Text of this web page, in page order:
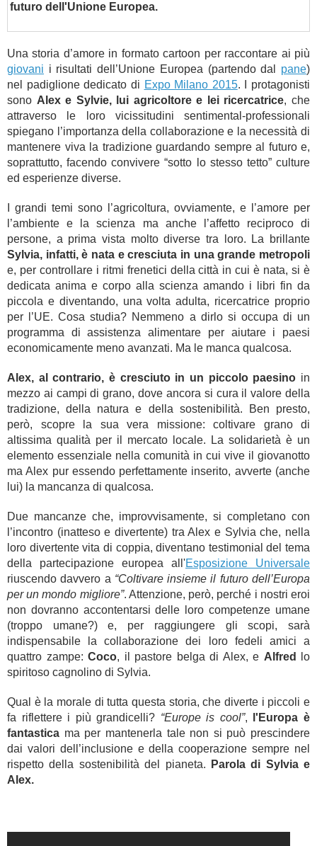
futuro dell'Unione Europea.
Una storia d’amore in formato cartoon per raccontare ai più
giovani i risultati dell’Unione Europea (partendo dal pane)
nel padiglione dedicato di Expo Milano 2015. I protagonisti
sono Alex e Sylvie, lui agricoltore e lei ricercatrice, che
attraverso le loro vicissitudini sentimental-professionali
spiegano l’importanza della collaborazione e la necessità di
mantenere viva la tradizione guardando sempre al futuro e,
soprattutto, facendo convivere “sotto lo stesso tetto” culture
ed esperienze diverse.
I grandi temi sono l’agricoltura, ovviamente, e l’amore per
l’ambiente e la scienza ma anche l’affetto reciproco di
persone, a prima vista molto diverse tra loro. La brillante
Sylvia, infatti, è nata e cresciuta in una grande metropoli
e, per controllare i ritmi frenetici della città in cui è nata, si è
dedicata anima e corpo alla scienza amando i libri fin da
piccola e diventando, una volta adulta, ricercatrice proprio
per l’UE. Cosa studia? Nemmeno a dirlo si occupa di un
programma di assistenza alimentare per aiutare i paesi
economicamente meno avanzati. Ma le manca qualcosa.
Alex, al contrario, è cresciuto in un piccolo paesino in
mezzo ai campi di grano, dove ancora si cura il valore della
tradizione, della natura e della sostenibilità. Ben presto,
però, scopre la sua vera missione: coltivare grano di
altissima qualità per il mercato locale. La solidarietà è un
elemento essenziale nella comunità in cui vive il giovanotto
ma Alex pur essendo perfettamente inserito, avverte (anche
lui) la mancanza di qualcosa.
Due mancanze che, improvvisamente, si completano con
l’incontro (inatteso e divertente) tra Alex e Sylvia che, nella
loro divertente vita di coppia, diventano testimonial del tema
della partecipazione europea all'Esposizione Universale
riuscendo davvero a “Coltivare insieme il futuro dell’Europa
per un mondo migliore”. Attenzione, però, perché i nostri eroi
non dovranno accontentarsi delle loro competenze umane
(troppo umane?) e, per raggiungere gli scopi, sarà
indispensabile la collaborazione dei loro fedeli amici a
quattro zampe: Coco, il pastore belga di Alex, e Alfred
lo
spiritoso cagnolino di Sylvia.
Qual è la morale di tutta questa storia, che diverte i piccoli e
fa riflettere i più grandicelli? “Europe is cool”,
l'Europa è
fantastica ma per mantenerla tale non si può prescindere
dai valori dell’inclusione e della cooperazione sempre nel
rispetto della sostenibilità del pianeta.
Parola di Sylvia e
Alex.